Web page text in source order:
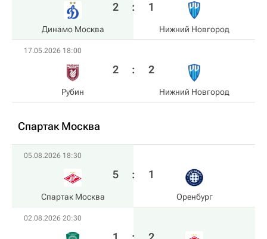
Динамо Москва
2 : 1
Нижний Новгород
17.05.2026 18:00
Рубин
2 : 2
Нижний Новгород
Спартак Москва
05.08.2026 18:30
Спартак Москва
5 : 1
Оренбург
02.08.2026 20:30